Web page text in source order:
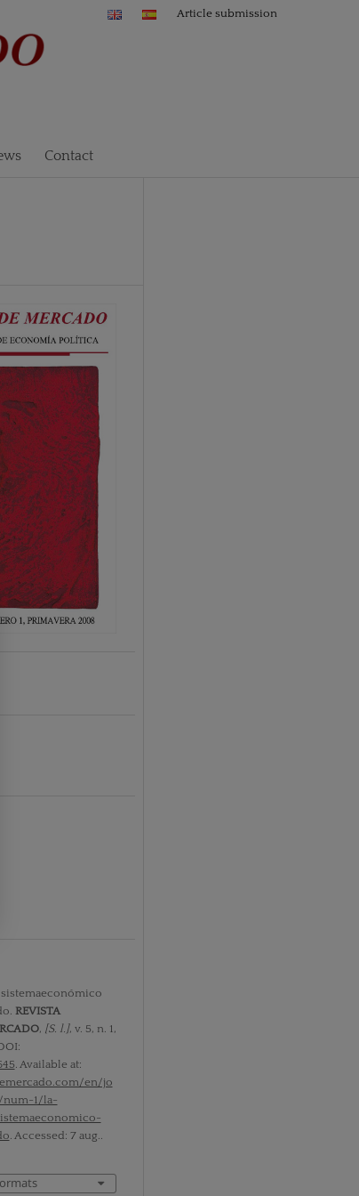
Contact
Article submission
REVISTA
, [S. l.], v. 5, n. 1,
. Available at:
en/jo
1/la-
. Accessed: 7 aug..